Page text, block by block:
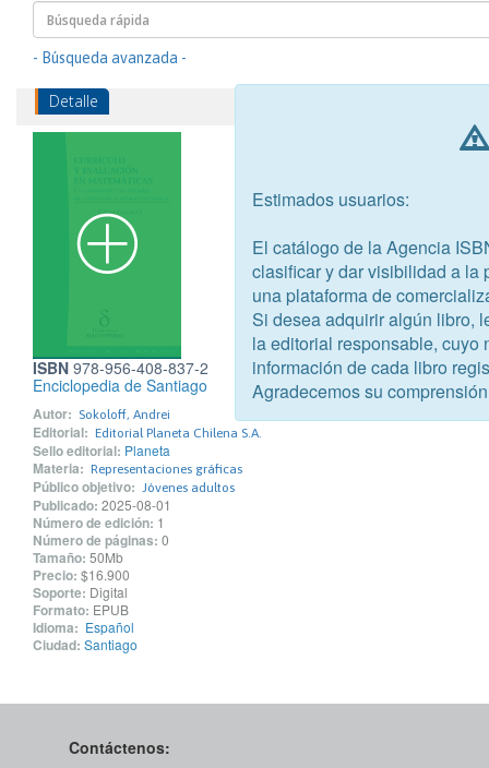
- Búsqueda avanzada -
Detalle
ISBN 978-956-408-837-2
Enciclopedia de Santiago
Autor: Sokoloff, Andrei
Editorial: Editorial Planeta Chilena S.A.
Sello editorial: Planeta
Materia: Representaciones gráficas
Público objetivo: Jóvenes adultos
Publicado: 2025-08-01
Número de edición: 1
Número de páginas: 0
Tamaño: 50Mb
Precio: $16.900
Soporte: Digital
Formato: EPUB
Idioma: Español
Ciudad: Santiago
Contáctenos:
Estimados usuarios:
El catálogo de la Agencia
clasificar y dar visibilidad a la
una plataforma de
Si desea adquirir algún libro,
la editorial responsable, cuyo
información de cada libro
Agradecemos su